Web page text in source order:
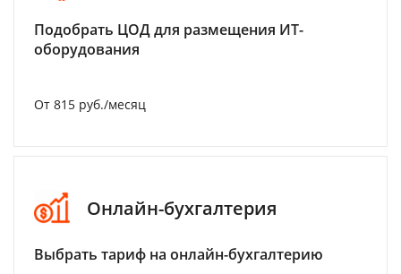
Подобрать ЦОД для размещения ИТ-
оборудования
От 815 руб./месяц
Онлайн-бухгалтерия
Выбрать тариф на онлайн-бухгалтерию